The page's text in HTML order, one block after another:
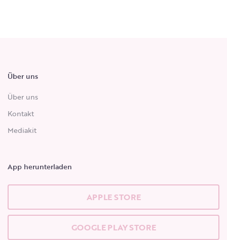
Über uns
Über uns
Kontakt
Mediakit
App herunterladen
APPLE STORE
GOOGLE PLAY STORE